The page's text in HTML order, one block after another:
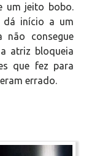
um jeito bobo.
dá início a um
consegue
atriz bloqueia
que fez para
errado.